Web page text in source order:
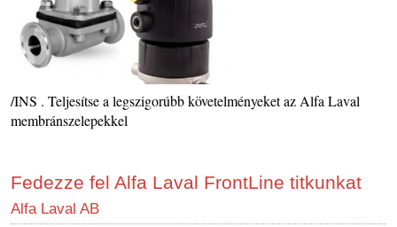
/INS . Teljesítse a legszigorúbb követelményeket az Alfa Laval
membránszelepekkel
Fedezze fel Alfa Laval FrontLine titkunkat
Alfa Laval AB